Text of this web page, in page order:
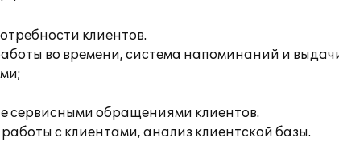
клиентов.
во времени, система напоминаний и
сервисными обращениями клиентов.
с клиентами, анализ клиентской базы.